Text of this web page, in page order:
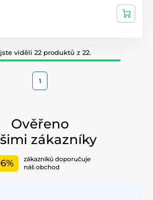
viděli 22 produktů z 22.
1
Ověřeno
zákazníky
zákazníků doporučuje
náš obchod